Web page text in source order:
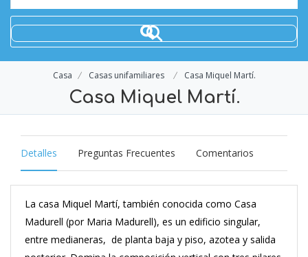
Casa Casas unifamiliares Casa Miquel Martí.
Casa Miquel Martí.
Detalles Preguntas Frecuentes Comentarios
La casa Miquel Martí, también conocida como Casa
Madurell (por Maria Madurell), es un edificio singular,
entre medianeras, de planta baja y piso, azotea y salida